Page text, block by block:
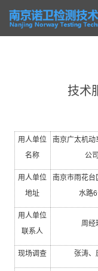
技术
用人单位
名称
南京广太机动
公司
用人单位
地址
南京市雨花台
水路6
用人单位
联系人
周经
现场调查 张涛、